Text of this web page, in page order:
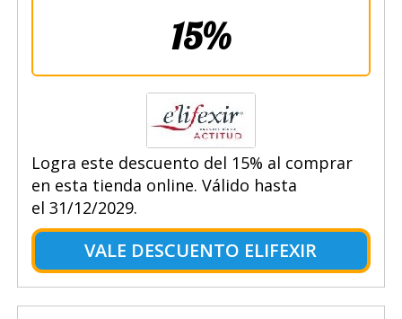
15%
Logra este descuento del 15% al comprar
en esta tienda online. Válido hasta
el 31/12/2029.
VALE DESCUENTO ELIFEXIR